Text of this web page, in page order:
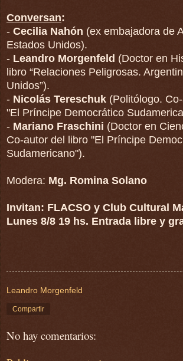
Conversan:
- Cecilia Nahón (ex embajadora de
Estados Unidos).
- Leandro Morgenfeld (Doctor en
libro “Relaciones Peligrosas.
Unidos”).
- Nicolás Tereschuk (Politólogo.
"El Príncipe Democrático
- Mariano Fraschini (Doctor en
Co-autor del libro "El Príncipe
Sudamericano").
Modera: Mg. Romina Solano
Invitan: FLACSO y Club Cultural
Lunes 8/8 19 hs. Entrada libre y
Leandro Morgenfeld
Compartir
No hay comentarios: